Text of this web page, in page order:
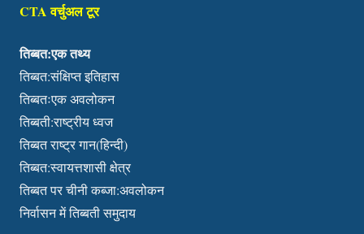
CTA वर्चुअल टूर
तिब्बत:एक तथ्य
तिब्बत:संक्षिप्त इतिहास
तिब्बतःएक अवलोकन
तिब्बती:राष्ट्रीय ध्वज
तिब्बत राष्ट्र गान(हिन्दी)
तिब्बत:स्वायत्तशासी क्षेत्र
तिब्बत पर चीनी कब्जा:अवलोकन
निर्वासन में तिब्बती समुदाय